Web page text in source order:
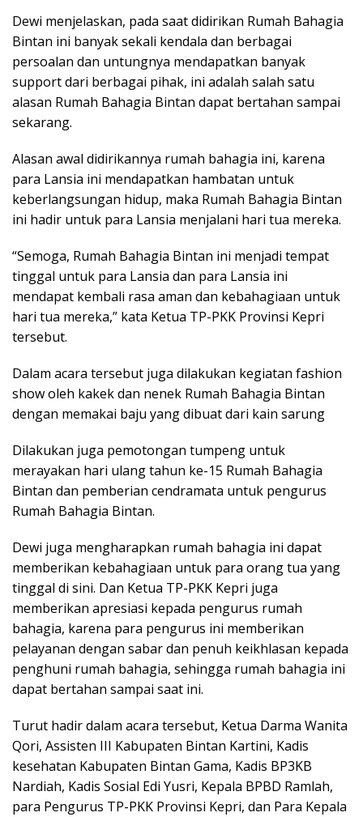
Dewi menjelaskan, pada saat didirikan Rumah Bahagia
Bintan ini banyak sekali kendala dan berbagai
persoalan dan untungnya mendapatkan banyak
support dari berbagai pihak, ini adalah salah satu
alasan Rumah Bahagia Bintan dapat bertahan sampai
sekarang.
Alasan awal didirikannya rumah bahagia ini, karena
para Lansia ini mendapatkan hambatan untuk
keberlangsungan hidup, maka Rumah Bahagia Bintan
ini hadir untuk para Lansia menjalani hari tua mereka.
“Semoga, Rumah Bahagia Bintan ini menjadi tempat
tinggal untuk para Lansia dan para Lansia ini
mendapat kembali rasa aman dan kebahagiaan untuk
hari tua mereka,” kata Ketua TP-PKK Provinsi Kepri
tersebut.
Dalam acara tersebut juga dilakukan kegiatan fashion
show oleh kakek dan nenek Rumah Bahagia Bintan
dengan memakai baju yang dibuat dari kain sarung
Dilakukan juga pemotongan tumpeng untuk
merayakan hari ulang tahun ke-15 Rumah Bahagia
Bintan dan pemberian cendramata untuk pengurus
Rumah Bahagia Bintan.
Dewi juga mengharapkan rumah bahagia ini dapat
memberikan kebahagiaan untuk para orang tua yang
tinggal di sini. Dan Ketua TP-PKK Kepri juga
memberikan apresiasi kepada pengurus rumah
bahagia, karena para pengurus ini memberikan
pelayanan dengan sabar dan penuh keikhlasan kepada
penghuni rumah bahagia, sehingga rumah bahagia ini
dapat bertahan sampai saat ini.
Turut hadir dalam acara tersebut, Ketua Darma Wanita
Qori, Assisten III Kabupaten Bintan Kartini, Kadis
kesehatan Kabupaten Bintan Gama, Kadis BP3KB
Nardiah, Kadis Sosial Edi Yusri, Kepala BPBD Ramlah,
para Pengurus TP-PKK Provinsi Kepri, dan Para Kepala